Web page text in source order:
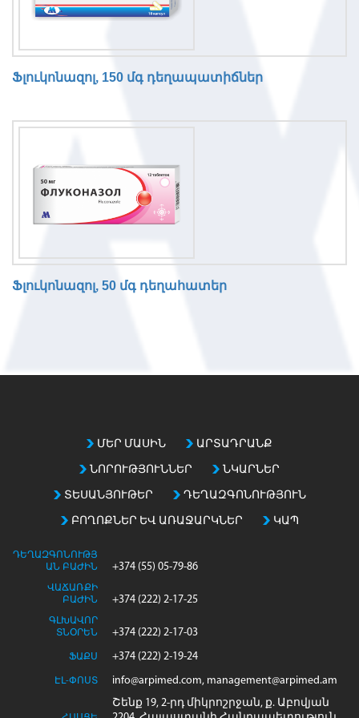
Ֆլուկոնազոլ, 150 մգ դեղապատիճներ
Ֆլուկոնազոլ, 50 մգ դեղահատեր
ՄԵՐ ՄԱՍԻՆ ԱՐՏԱԴՐԱՆՔ
ՆՈՐՈՒԹՅՈՒՆՆԵՐ ՆԿԱՐՆԵՐ
ՏԵՍԱՆՅՈՒԹԵՐ ԴԵՂԱԶԳՈՆՈՒԹՅՈՒՆ
ԲՈՂՈՔՆԵՐ ԵՎ ԱՌԱՋԱՐԿՆԵՐ ԿԱՊ
ԴԵՂԱԶԳՈՆՈՒԹՅ
ԱՆ ԲԱԺԻՆ
+374 (55) 05-79-86
ՎԱՃԱՌՔԻ
ԲԱԺԻՆ
+374 (222) 2-17-25
ԳԼԽԱՎՈՐ
ՏՆՕՐԵՆ
+374 (222) 2-17-03
ՖԱՔՍ +374 (222) 2-19-24
ԷԼ-ՓՈՍՏ info@arpimed.com, management@arpimed.am
Շենք 19, 2-րդ միկրոշրջան, ք. Աբովյան